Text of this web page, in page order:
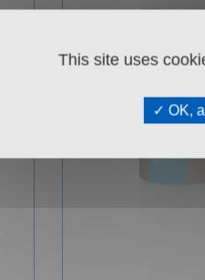
This site uses
OK,